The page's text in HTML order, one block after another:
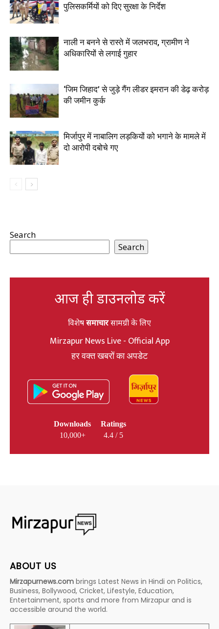
पुलिसकर्मियों को दिए सुरक्षा के निर्देश
नाली न बनने से रास्ते में जलभराव, ग्रामीण ने
अधिकारियों से लगाई गुहार
‘जिम जिहाद’ से जुड़े गैंग लीडर इमरान की डेढ़ करोड़
की जमीन कुर्क
मिर्जापुर में नाबालिग लड़कियों को भगाने के मामले में
दो आरोपी दबोचे गए
Search
Search
आज ही डाउनलोड करें
विशेषसमाचारसामग्री के लिए
Mirzapur News Live - Official App
हर वक्त खबरों का अपडेट
Downloads
10,000+
Ratings
4.4 / 5
ABOUT US
Mirzapurnews.com brings Latest News in Hindi on Politics,
Business, Bollywood, Cricket, Lifestyle, Education,
Entertainment, sports and more from Mirzapur and is
accessible around the world.